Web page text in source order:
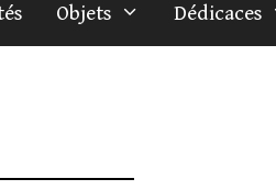
Objets Dédicaces